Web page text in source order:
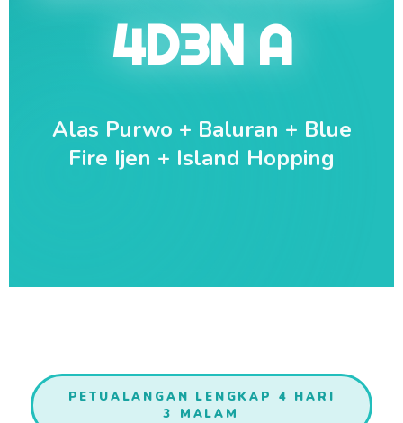
4D3N A
Alas Purwo + Baluran + Blue
Fire Ijen + Island Hopping
PETUALANGAN LENGKAP 4 HARI
3 MALAM